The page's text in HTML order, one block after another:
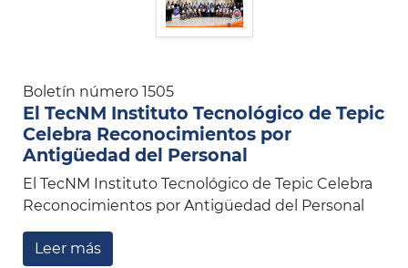
Boletín número 1505
El TecNM Instituto Tecnológico de Tepic
Celebra Reconocimientos por
Antigüedad del Personal
El TecNM Instituto Tecnológico de Tepic Celebra
Reconocimientos por Antigüedad del Personal
Leer más